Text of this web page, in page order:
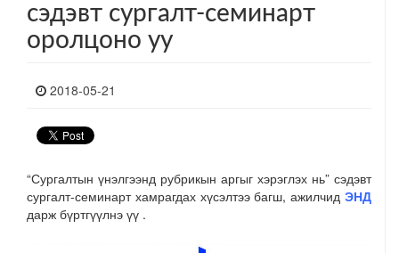
сэдэвт сургалт-семинарт
оролцоно уу
2018-05-21
“Сургалтын үнэлгээнд рубрикын аргыг хэрэглэх нь” сэдэвт
сургалт-семинарт хамрагдах хүсэлтээ багш, ажилчид ЭНД
дарж бүртгүүлнэ үү .